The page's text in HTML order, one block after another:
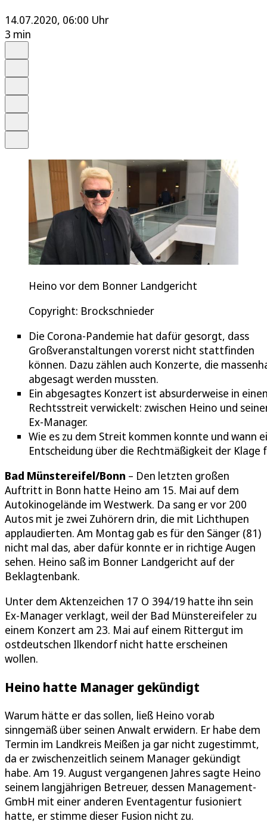
14.07.2020, 06:00 Uhr
3 min
Heino vor dem Bonner Landgericht
Copyright: Brockschnieder
Die Corona-Pandemie hat dafür gesorgt, dass
Großveranstaltungen vorerst nicht stattfinden
können. Dazu zählen auch Konzerte, die
abgesagt werden mussten.
Ein abgesagtes Konzert ist absurderweise in
Rechtsstreit verwickelt: zwischen Heino und
Ex-Manager.
Wie es zu dem Streit kommen konnte und wann
Entscheidung über die Rechtmäßigkeit der Klage
Bad Münstereifel/Bonn – Den letzten großen
Auftritt in Bonn hatte Heino am 15. Mai auf dem
Autokinogelände im Westwerk. Da sang er vor 200
Autos mit je zwei Zuhörern drin, die mit Lichthupen
applaudierten. Am Montag gab es für den Sänger (81)
nicht mal das, aber dafür konnte er in richtige Augen
sehen. Heino saß im Bonner Landgericht auf der
Beklagtenbank.
Unter dem Aktenzeichen 17 O 394/19 hatte ihn sein
Ex-Manager verklagt, weil der Bad Münstereifeler zu
einem Konzert am 23. Mai auf einem Rittergut im
ostdeutschen Ilkendorf nicht hatte erscheinen
wollen.
Heino hatte Manager gekündigt
Warum hätte er das sollen, ließ Heino vorab
sinngemäß über seinen Anwalt erwidern. Er habe dem
Termin im Landkreis Meißen ja gar nicht zugestimmt,
da er zwischenzeitlich seinem Manager gekündigt
habe. Am 19. August vergangenen Jahres sagte Heino
seinem langjährigen Betreuer, dessen Management-
GmbH mit einer anderen Eventagentur fusioniert
hatte, er stimme dieser Fusion nicht zu.